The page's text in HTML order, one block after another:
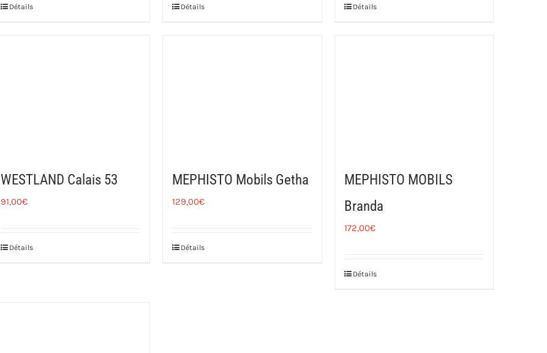
Détails Détails Détails
WESTLAND Calais 53
91,00€
Détails
MEPHISTO Mobils Getha
129,00€
Détails
MEPHISTO MOBILS
Branda
172,00€
Détails